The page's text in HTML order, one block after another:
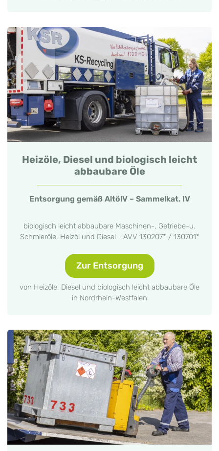
Heizöle, Diesel und biologisch leicht
abbaubare Öle
Entsorgung gemäß AltölV – Sammelkat. IV
biologisch leicht abbaubare Maschinen-, Getriebe-u.
Schmieröle, Heizöl und Diesel - AVV 130207* / 130701*
Zur Entsorgung
von Heizöle, Diesel und biologisch leicht abbaubare Öle
in Nordrhein-Westfalen